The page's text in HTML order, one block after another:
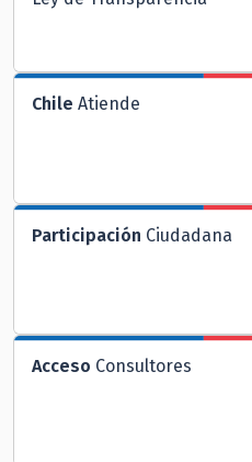
Chile Atiende
Participación Ciudadana
Acceso Consultores